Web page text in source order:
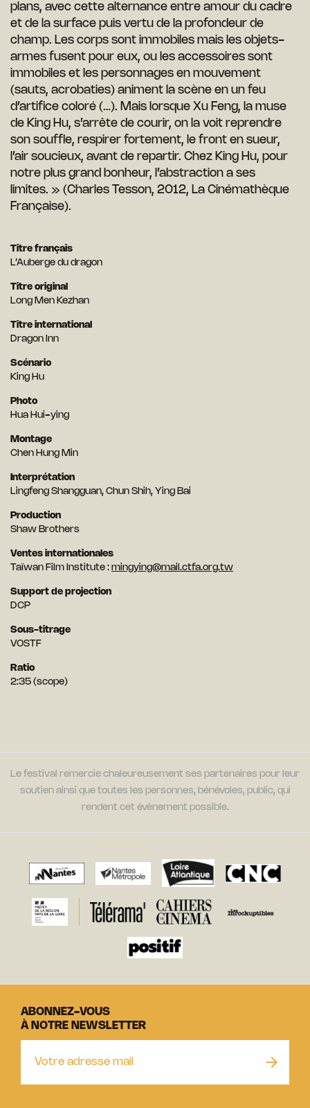
plans, avec cette alternance entre amour du cadre
et de la surface puis vertu de la profondeur de
champ. Les corps sont immobiles mais les objets-
armes fusent pour eux, ou les accessoires sont
immobiles et les personnages en mouvement
(sauts, acrobaties) animent la scène en un feu
d’artifice coloré (…). Mais lorsque Xu Feng, la muse
de King Hu, s’arrête de courir, on la voit reprendre
son souffle, respirer fortement, le front en sueur,
l’air soucieux, avant de repartir. Chez King Hu, pour
notre plus grand bonheur, l’abstraction a ses
limites. » (Charles Tesson, 2012, La Cinémathèque
Française).
Titre français
L’Auberge du dragon
Titre original
Long Men Kezhan
Titre international
Dragon Inn
Scénario
King Hu
Photo
Hua Hui-ying
Montage
Chen Hung Min
Interprétation
Lingfeng Shangguan, Chun Shih, Ying Bai
Production
Shaw Brothers
Ventes internationales
Taïwan Film Institute : mingying@mail.ctfa.org.tw
Support de projection
DCP
Sous-titrage
VOSTF
Ratio
2:35 (scope)
Le festival remercie chaleureusement ses partenaires pour leur
soutien ainsi que toutes les personnes, bénévoles, public, qui
rendent cet évènement possible.
ABONNEZ-VOUS
À NOTRE NEWSLETTER